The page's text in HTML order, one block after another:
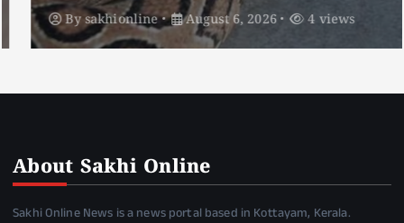
Bysakhionline August 6, 2026 4 views
About Sakhi Online
Sakhi Online News is a news portal based in Kottayam, Kerala.